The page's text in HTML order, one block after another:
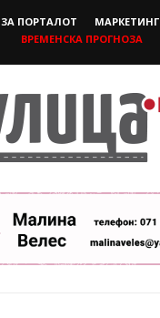
ЗА ПОРТАЛОТ МАРКЕТИНГ
ВРЕМЕНСКА ПРОГНОЗА